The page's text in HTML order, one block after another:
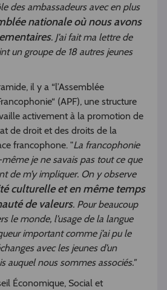
des ambassadeurs avec en plus
nationale où nous avons
. J’ai fait ma lettre de
un groupe de 18 autres jeunes
il y a “l’Assemblée
(APF), une structure
activement à la promotion de
de droit et des droits de la
francophone. "La francophonie
je ne savais pas tout ce que
de m’y impliquer. On y observe
culturelle et en même temps
de valeurs. Pour beaucoup
le monde, l’usage de la langue
important comme j’ai pu le
avec les jeunes d’un
auquel nous sommes associés."
Économique, Social et